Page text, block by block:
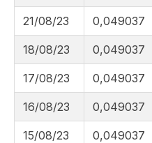
21/08/23 0,049037
18/08/23 0,049037
17/08/23 0,049037
16/08/23 0,049037
15/08/23 0,049037